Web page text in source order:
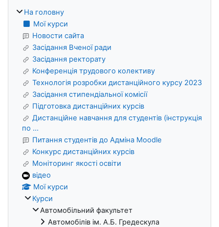
На головну
Мої курси
Новости сайта
Засідання Вченої ради
Засідання ректорату
Конференція трудового колективу
Технологія розробки дистанційного курсу 2023
Засідання стипендіальної комісії
Підготовка дистанційних курсів
Дистанційне навчання для студентів (інструкція
по ...
Питання студентів до Адміна Moodle
Конкурс дистанційних курсів
Моніторинг якості освіти
відео
Мої курси
Курси
Автомобільний факультет
Автомобілів ім. А.Б. Гредескула